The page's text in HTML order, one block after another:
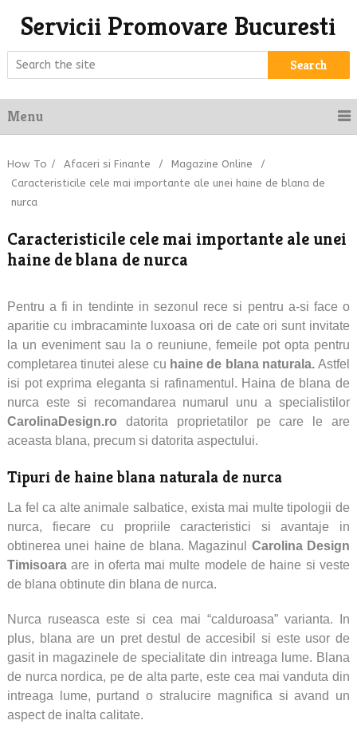
Servicii Promovare Bucuresti
Search
Menu
How To / Afaceri si Finante / Magazine Online
/
Caracteristicile cele mai importante ale unei haine de blana de
nurca
Caracteristicile cele mai importante ale unei
haine de blana de nurca
Pentru a fi in tendinte in sezonul rece si pentru a-si face o
aparitie cu imbracaminte luxoasa ori de cate ori sunt invitate
la un eveniment sau la o reuniune, femeile pot opta pentru
completarea tinutei alese cu haine de blana naturala.Astfel
isi pot exprima eleganta si rafinamentul. Haina de blana de
nurca este si recomandarea numarul unu a specialistilor
CarolinaDesign.ro datorita proprietatilor pe care le are
aceasta blana, precum si datorita aspectului.
Tipuri de haine blana naturala de nurca
La fel ca alte animale salbatice, exista mai multe tipologii de
nurca, fiecare cu propriile caracteristici si avantaje in
obtinerea unei haine de blana. Magazinul Carolina Design
Timisoaraare in oferta mai multe modele de haine si veste
de blana obtinute din blana de nurca.
Nurca ruseasca este si cea mai “calduroasa” varianta. In
plus, blana are un pret destul de accesibil si este usor de
gasit in magazinele de specialitate din intreaga lume. Blana
de nurca nordica, pe de alta parte, este cea mai vanduta din
intreaga lume, purtand o stralucire magnifica si avand un
aspect de inalta calitate.